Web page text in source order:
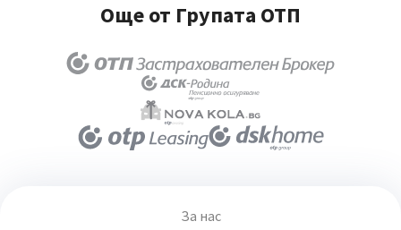
Още от Групата ОТП
За нас